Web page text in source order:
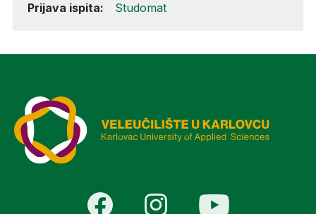
Prijava ispita:
Studomat